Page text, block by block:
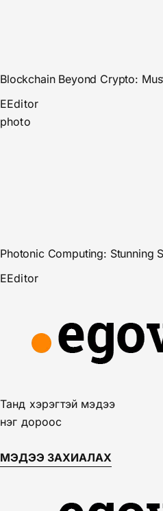
Blockchain Beyond Crypto:
EEditor
photo
Photonic Computing: Stunning
EEditor
Танд хэрэгтэй мэдээ
нэг дороос
МЭДЭЭ ЗАХИАЛАХ